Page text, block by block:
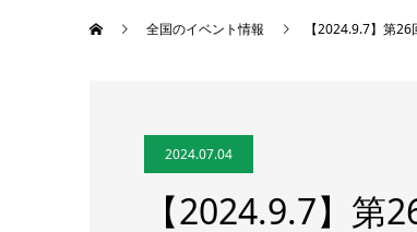
全国のイベント情報 【2024.9.7】第
2024.07.04
【2024.9.7】